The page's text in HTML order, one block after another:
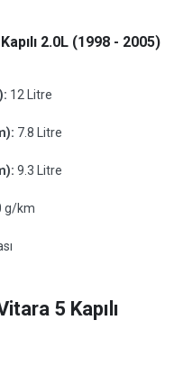
2.0L (1998 - 2005)
12 Litre
7.8 Litre
9.3 Litre
g/km
5 Kapılı